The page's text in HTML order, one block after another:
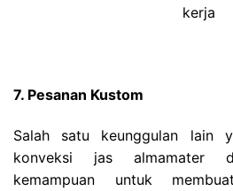
kerja
7. Pesanan Kustom
Salah satu keunggulan lain
konveksi jas almamater
kemampuan untuk